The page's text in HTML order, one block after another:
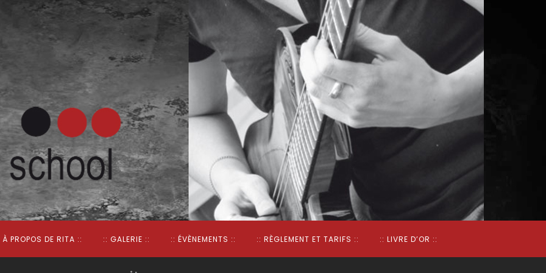
À PROPOS DE RITA :: :: GALERIE :: :: ÉVÈNEMENTS :: :: RÈGLEMENT ET TARIFS :: :: LIVRE D’OR ::